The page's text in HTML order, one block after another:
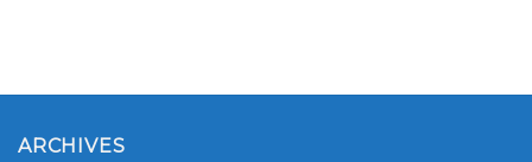
ARCHIVES